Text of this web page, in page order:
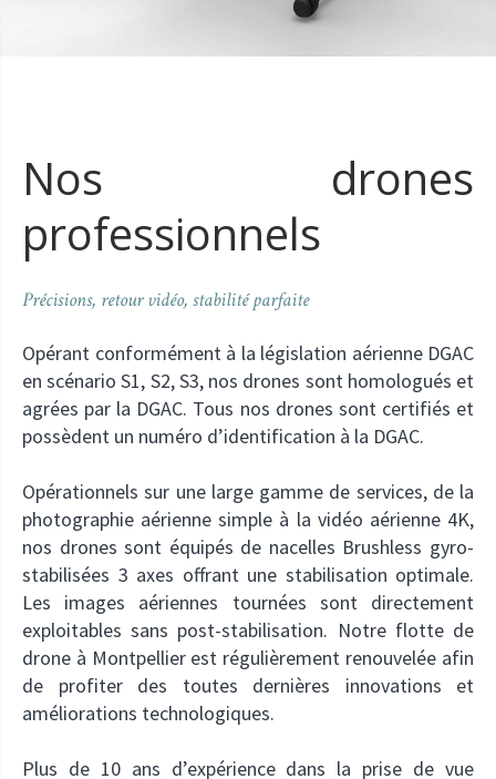
Nos drones
professionnels
Précisions, retour vidéo, stabilité parfaite
Opérant conformément à la législation aérienne DGAC
en scénario S1, S2, S3, nos drones sont homologués et
agrées par la DGAC. Tous nos drones sont certifiés et
possèdent un numéro d’identification à la DGAC.
Opérationnels sur une large gamme de services, de la
photographie aérienne simple à la vidéo aérienne 4K,
nos drones sont équipés de nacelles Brushless gyro-
stabilisées 3 axes offrant une stabilisation optimale.
Les images aériennes tournées sont directement
exploitables sans post-stabilisation. Notre flotte de
drone à Montpellier est régulièrement renouvelée afin
de profiter des toutes dernières innovations et
améliorations technologiques.
Plus de 10 ans d’expérience dans la prise de vue